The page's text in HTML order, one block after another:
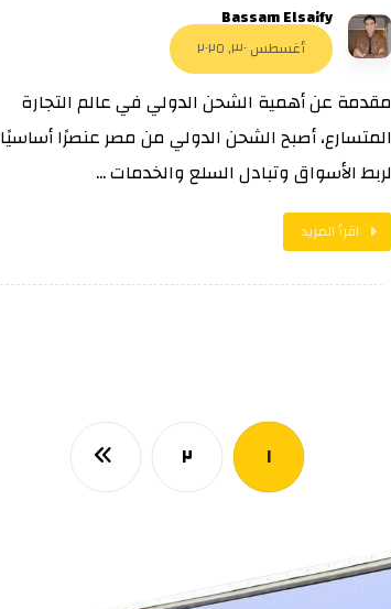
Bassam Elsaify
أغسطس ٣٠, ٢٠٢٥
مقدمة عن أهمية الشحن الدولي في عالم التجارة
المتسارع، أصبح الشحن الدولي من مصر عنصرًا أساسيًا
لربط الأسواق وتبادل السلع والخدمات ...
اقرأ المزيد
١ ٢